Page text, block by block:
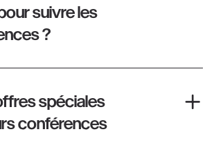
suivre les
?
spéciales
conférences